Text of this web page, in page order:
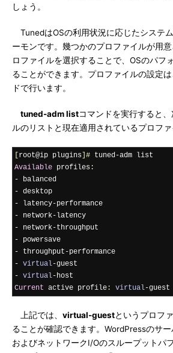
しょう。
TunedはOSの利用状況に応じたシステ
ーモンです。幾つかのプロファイルが用
ロファイルを選択することで、OSのパフ
ることができます。プロファイルの設定は
ドで行います。
tuned-adm listコマンドを実行すると
ルのリストと現在適用されているプロファ
root@ip plugins ]# tuned-
Available profiles :
-
-
- latency-
- network-
- network-
-
- throughput -
- virtual-
- virtual-
Current active profile : virtual-guest
上記では、 virtual-guestというプロフ
ることが確認できます。WordPressのサ
およびネットワークI/Oのスループットパ